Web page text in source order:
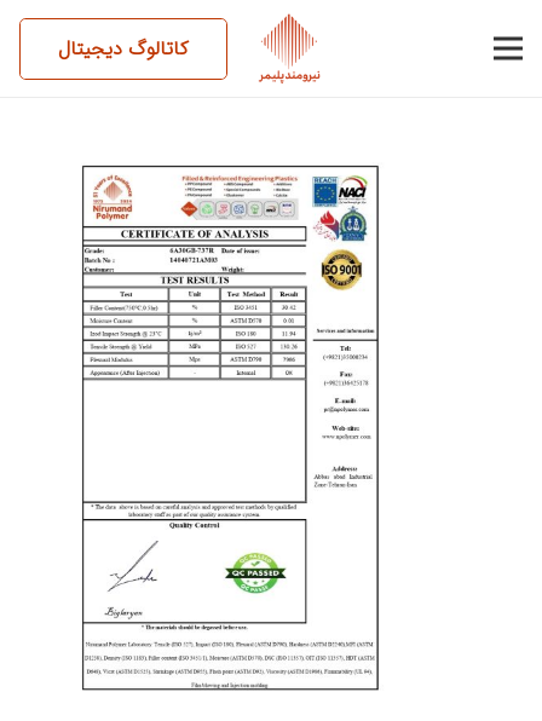
کاتالوگ دیجیتال
14040721AM03-6A30GB-
737R